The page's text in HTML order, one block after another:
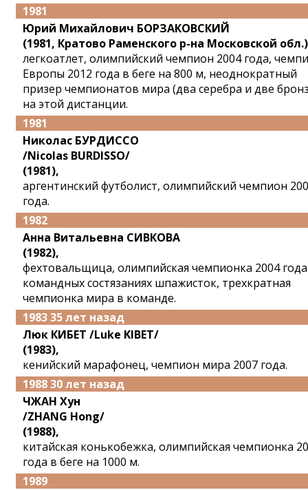
1981
Юрий Михайлович БОРЗАКОВСКИЙ
(1981, Кратово Раменского р-на Московской
легкоатлет, олимпийский чемпион 2004 года,
Европы 2012 года в беге на 800 м, неоднократный
призер чемпионатов мира (два серебра и две
на этой дистанции.
1981
Николас БУРДИССО
/Nicolas BURDISSO/
(1981),
аргентинский футболист, олимпийский чемпион
года.
1982
Анна Витальевна СИВКОВА
(1982),
фехтовальщица, олимпийская чемпионка 2004
командных состязаниях шпажисток, трехкратная
чемпионка мира в команде.
1983 35 лет назад
Люк КИБЕТ /Luke KIBET/
(1983),
кенийский марафонец, чемпион мира 2007 года.
1988 30 лет назад
ЧЖАН Хун
/ZHANG Hong/
(1988),
китайская конькобежка, олимпийская чемпионка
года в беге на 1000 м.
1989